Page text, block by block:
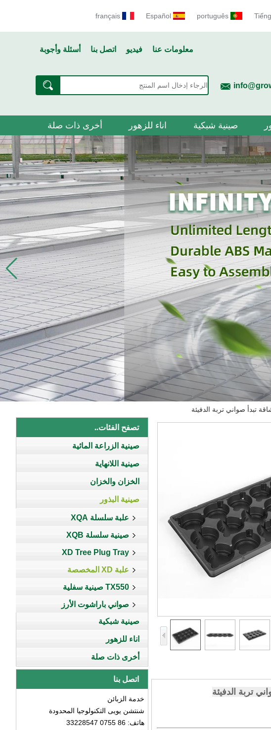
português
Español
français
معلومات عنا فيديو اتصل بنا أسئلة وأجوبة
صينية شبكية اناء للزهور أخرى ذات صلة
تبدأ صواني تربة الدفيئة
تصفح الفئات..
صينية الزراعة المائية
صينية اللانهاية
الخزان والخزان
صينية البذور
علبة سلسلة XQA
صينية سلسلة XQB
XD Tree Plug Tray
علبة XD المخصصة
TX550 صينية سفلية
صواني باراشوت الأرز
صينية شبكية
اناء للزهور
أخرى ذات صلة
اتصل بنا
خدمة الزبائن
شنتشن يويى التكنولوجيا المحدودة
هاتف: 86 0755 33228547
تربة الدفيئة